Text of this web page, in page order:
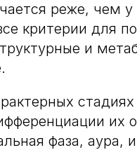
реже, чем у
критерии для
и
их
фаза, аура,